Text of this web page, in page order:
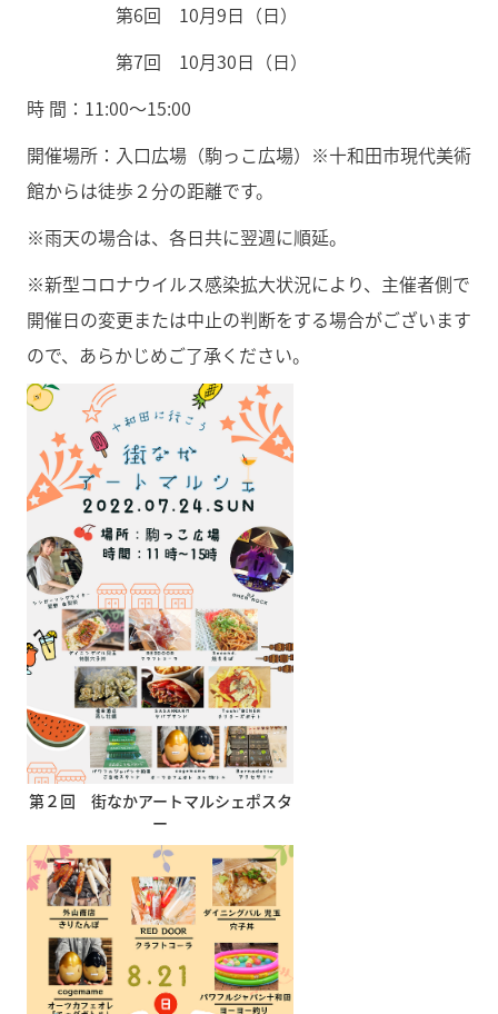
第6回 10月9日（日）
第7回 10月30日（日）
時 間：11:00〜15:00
開催場所：入口広場（駒っこ広場）※十和田市現代美術
館からは徒歩２分の距離です。
※雨天の場合は、各日共に翌週に順延。
※新型コロナウイルス感染拡大状況により、主催者側で
開催日の変更または中止の判断をする場合がございます
ので、あらかじめご了承ください。
第２回 街なかアートマルシェポスタ
ー